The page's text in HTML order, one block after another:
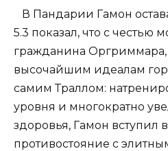
В Пандарии Гамон
5.3 показал, что с честью
гражданина
высочайшим идеалам
самим Траллом:
уровня и многократно
здоровья, Гамон вступил
противостояние с